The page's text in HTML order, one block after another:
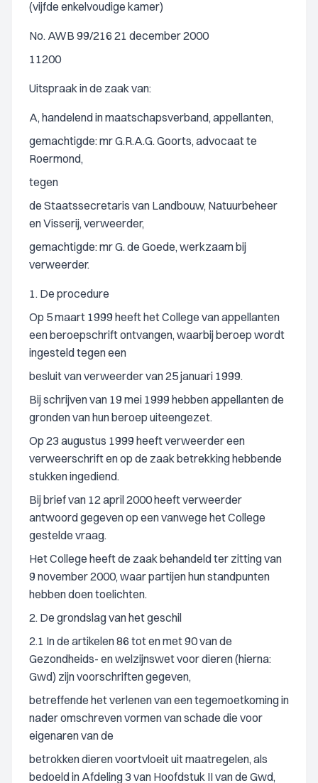
(vijfde enkelvoudige kamer)
No. AWB 99/216 21 december 2000
11200
Uitspraak in de zaak van:
A, handelend in maatschapsverband, appellanten,
gemachtigde: mr G.R.A.G. Goorts, advocaat te
Roermond,
tegen
de Staatssecretaris van Landbouw, Natuurbeheer
en Visserij, verweerder,
gemachtigde: mr G. de Goede, werkzaam bij
verweerder.
1. De procedure
Op 5 maart 1999 heeft het College van appellanten
een beroepschrift ontvangen, waarbij beroep wordt
ingesteld tegen een
besluit van verweerder van 25 januari 1999.
Bij schrijven van 19 mei 1999 hebben appellanten de
gronden van hun beroep uiteengezet.
Op 23 augustus 1999 heeft verweerder een
verweerschrift en op de zaak betrekking hebbende
stukken ingediend.
Bij brief van 12 april 2000 heeft verweerder
antwoord gegeven op een vanwege het College
gestelde vraag.
Het College heeft de zaak behandeld ter zitting van
9 november 2000, waar partijen hun standpunten
hebben doen toelichten.
2. De grondslag van het geschil
2.1 In de artikelen 86 tot en met 90 van de
Gezondheids- en welzijnswet voor dieren (hierna:
Gwd) zijn voorschriften gegeven,
betreffende het verlenen van een tegemoetkoming in
nader omschreven vormen van schade die voor
eigenaren van de
betrokken dieren voortvloeit uit maatregelen, als
bedoeld in Afdeling 3 van Hoofdstuk II van de Gwd,